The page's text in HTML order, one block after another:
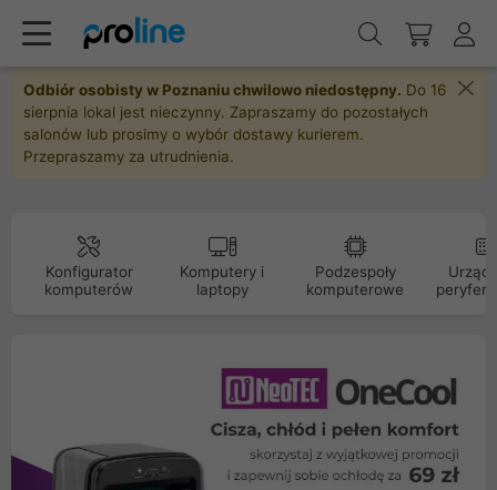
Odbiór osobisty w Poznaniu chwilowo niedostępny. Do 16
sierpnia lokal jest nieczynny. Zapraszamy do pozostałych
salonów lub prosimy o wybór dostawy kurierem.
Przepraszamy za utrudnienia.
Konfigurator
komputerów
Komputery i
laptopy
Podzespoły
komputerowe